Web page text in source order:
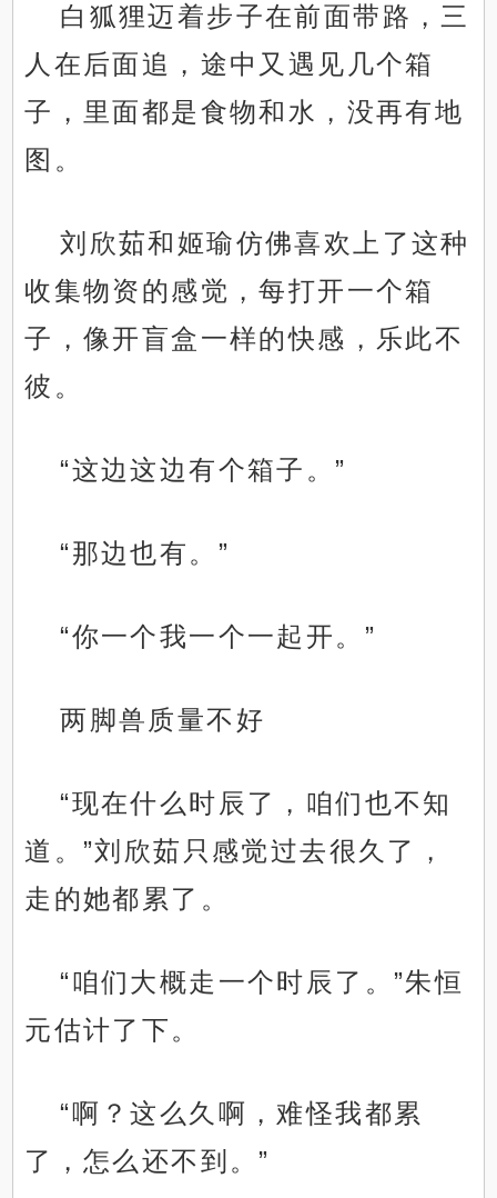
白狐狸迈着步子在前面带路，三
人在后面追，途中又遇见几个箱
子，里面都是食物和水，没再有地
图。
刘欣茹和姬瑜仿佛喜欢上了这种
收集物资的感觉，每打开一个箱
子，像开盲盒一样的快感，乐此不
彼。
“这边这边有个箱子。”
“那边也有。”
“你一个我一个一起开。”
两脚兽质量不好
“现在什么时辰了，咱们也不知
道。”刘欣茹只感觉过去很久了，
走的她都累了。
“咱们大概走一个时辰了。”朱恒
元估计了下。
“啊？这么久啊，难怪我都累
了，怎么还不到。”